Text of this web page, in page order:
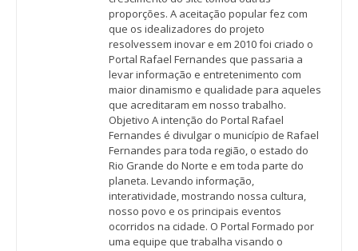
proporções. A aceitação popular fez com
que os idealizadores do projeto
resolvessem inovar e em 2010 foi criado o
Portal Rafael Fernandes que passaria a
levar informação e entretenimento com
maior dinamismo e qualidade para aqueles
que acreditaram em nosso trabalho.
Objetivo A intenção do Portal Rafael
Fernandes é divulgar o município de Rafael
Fernandes para toda região, o estado do
Rio Grande do Norte e em toda parte do
planeta. Levando informação,
interatividade, mostrando nossa cultura,
nosso povo e os principais eventos
ocorridos na cidade. O Portal Formado por
uma equipe que trabalha visando o